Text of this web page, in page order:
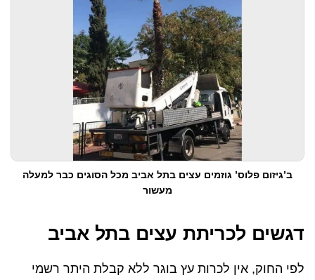
ב’גיזום פלוס’ גוזמים עצים בתל אביב מכל הסוגים כבר למעלה
מעשור
דגשים לכריתת עצים בתל אביב
לפי החוק, אין לכרות עץ בוגר ללא קבלת היתר רשמי